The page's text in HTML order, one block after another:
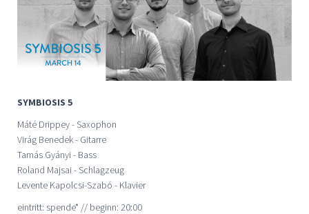
SYMBIOSIS 5
Máté Drippey - Saxophon
Virág Benedek - Gitarre
Tamás Gyányi - Bass
Roland Majsai - Schlagzeug
Levente Kapolcsi-Szabó - Klavier
eintritt: spende* // beginn: 20:00